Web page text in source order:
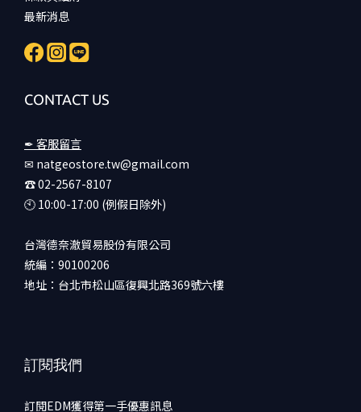
最新消息
CONTACT US
✒ 客服留言
✉ natgeostore.tw@gmail.com
☎︎ 02-2567-8107
🕙︎ 10:00-17:00 (例假日除外)
台灣德奈澈貿易股份有限公司
統編：90100206
地址：台北市松山區復興北路369號六樓
訂閱我們
訂閱EDM獲得第一手優惠訊息